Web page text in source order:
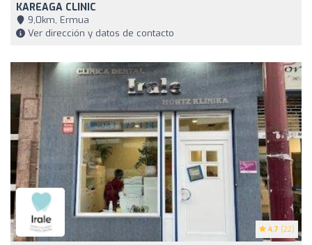
KAREAGA CLINIC
9,0km, Ermua
Ver dirección y datos de contacto
4.7 (22)